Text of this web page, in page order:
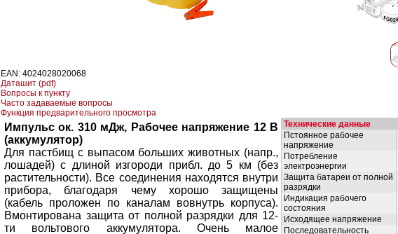
EAN: 4024028020068
Даташит (pdf)
Вопросы к пункту
Часто задаваемые вопросы
Функция предварительного просмотра
Технические данные
Пстоянное рабочее
напряжение
Потребление
электроэнергии
Защита батареи от полной
разрядки
Индикация рабочего
состояния
Исходящее напряжение
Последовательность
Импульс ок. 310 мДж, Рабочее напряжение 12 В
(аккумулятор)
Для пастбищ с выпасом больших животных (напр.,
лошадей) с длиной изгороди прибл. до 5 км (без
растительности). Все соединения находятся внутри
прибора, благодаря чему хорошо защищены
(кабель проложен по каналам вовнутрь корпуса).
Вмонтирована защита от полной разрядки для 12-
ти вольтового аккумулятора. Очень малое